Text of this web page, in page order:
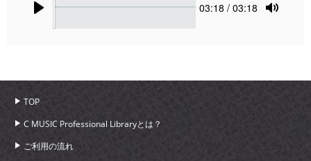
Current
03:18 / 03:18
TOP
C MUSIC Professional Libraryとは？
ご利用の流れ